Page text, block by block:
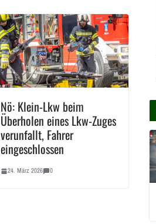
Nö: Klein-Lkw beim
Überholen eines Lkw-Zuges
verunfallt, Fahrer
eingeschlossen
24. März 2026 0